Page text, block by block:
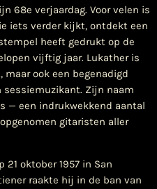
68e verjaardag. Voor velen is
iets verder kijkt, ontdekt een
heeft gedrukt op de
vijftig jaar. Lukather is
ook een begenadigd
sessiemuzikant. Zijn naam
— een indrukwekkend aantal
gitaristen aller
21 oktober 1957 in San
raakte hij in de ban van